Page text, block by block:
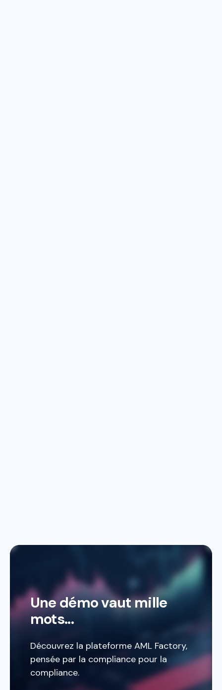
Une démo vaut mille
mots...
Découvrez la plateforme AML Factory,
pensée par la compliance pour la
compliance.